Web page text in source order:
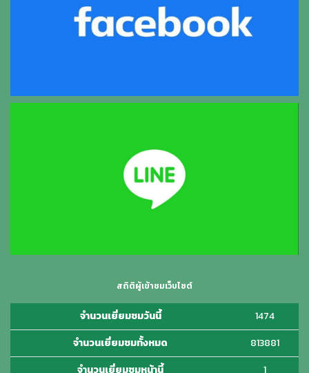
สถิติผู้เข้าชมเว็บไซต์
จำนวนเยี่ยมชมวันนี้
1474
จำนวนเยี่ยมชมทั้งหมด
813881
จำนวนเยี่ยมชมหน้านี้
1